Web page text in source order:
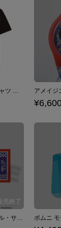
ジャックス モデル Tシャツ ブラック アメイジング・デジタル・サーカス
アメイジング・デジタル・サーカス モデル チケットケース